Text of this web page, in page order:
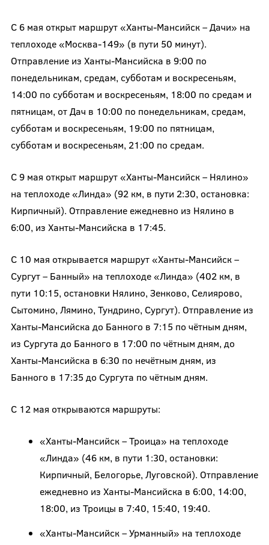
С 6 мая открыт маршрут «Ханты-Мансийск – Дачи» на
теплоходе «Москва-149» (в пути 50 минут).
Отправление из Ханты-Мансийска в 9:00 по
понедельникам, средам, субботам и воскресеньям,
14:00 по субботам и воскресеньям, 18:00 по средам и
пятницам, от Дач в 10:00 по понедельникам, средам,
субботам и воскресеньям, 19:00 по пятницам,
субботам и воскресеньям, 21:00 по средам.
С 9 мая открыт маршрут «Ханты-Мансийск – Нялино»
на теплоходе «Линда» (92 км, в пути 2:30, остановка:
Кирпичный). Отправление ежедневно из Нялино в
6:00, из Ханты-Мансийска в 17:45.
С 10 мая открывается маршрут «Ханты-Мансийск –
Сургут – Банный» на теплоходе «Линда» (402 км, в
пути 10:15, остановки Нялино, Зенково, Селиярово,
Сытомино, Лямино, Тундрино, Сургут). Отправление из
Ханты-Мансийска до Банного в 7:15 по чётным дням,
из Сургута до Банного в 17:00 по чётным дням, до
Ханты-Мансийска в 6:30 по нечётным дням, из
Банного в 17:35 до Сургута по чётным дням.
С 12 мая открываются маршруты:
«Ханты-Мансийск – Троица» на теплоходе
«Линда» (46 км, в пути 1:30, остановки:
Кирпичный, Белогорье, Луговской). Отправление
ежедневно из Ханты-Мансийска в 6:00, 14:00,
18:00, из Троицы в 7:40, 15:40, 19:40.
«Ханты-Мансийск – Урманный» на теплоходе